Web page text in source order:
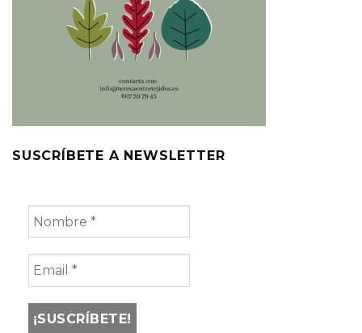
SUSCRÍBETE A NEWSLETTER